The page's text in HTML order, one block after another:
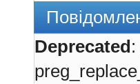
Deprecated